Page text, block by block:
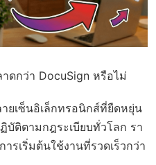
ดกว่า DocuSign หรือไม่
ยเซ็นอิเล็กทรอนิกส์ที่ยืดหยุ่น
บัติตามกฎระเบียบทั่วโลก รา
รเริ่มต้นใช้งานที่รวดเร็วกว่า